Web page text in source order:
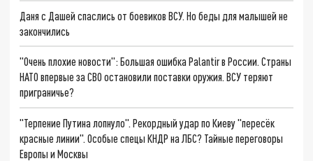
Даня с Дашей спаслись от боевиков ВСУ. Но беды для малышей не
закончились
"Очень плохие новости": Большая ошибка Palantir в России. Страны
НАТО впервые за СВО остановили поставки оружия. ВСУ теряют
приграничье?
"Терпение Путина лопнуло". Рекордный удар по Киеву "пересёк
красные линии". Особые спецы КНДР на ЛБС? Тайные переговоры
Европы и Москвы